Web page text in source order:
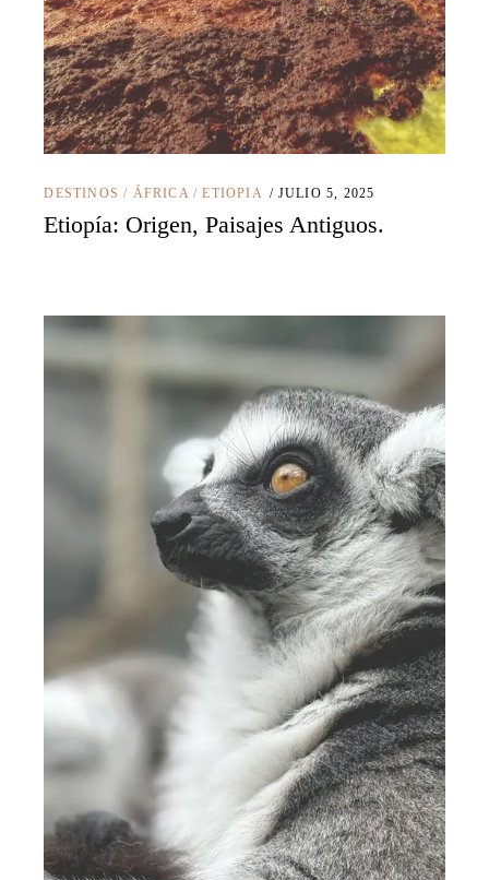
DESTINOS / ÁFRICA/ETIOPIA JULIO 5, 2025
Etiopía: Origen, Paisajes Antiguos.